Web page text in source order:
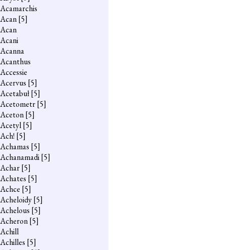
Acamarchis
Acan[5]
Acan
Acani
Acanna
Acanthus
Accessie
Acervus [5]
Acetabuł[5]
Acetometr[5]
Aceton[5]
Acetyl[5]
Ach! [5]
Achamas [5]
Achanamadi[5]
Achar[5]
Achates [5]
Achce [5]
Acheloidy[5]
Achelous [5]
Acheron[5]
Achill
Achilles [5]